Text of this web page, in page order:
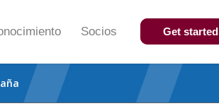
Socios Get started